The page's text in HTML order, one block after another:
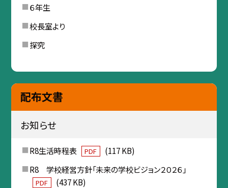
６年生
校長室より
探究
配布文書
お知らせ
R8生活時程表 PDF
(117 KB)
R8 学校経営方針「未来の学校ビジョン２０２６」
PDF (437 KB)